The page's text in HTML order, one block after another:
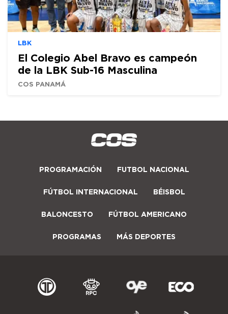
LBK
El Colegio Abel Bravo es campeón
de la LBK Sub-16 Masculina
COS PANAMÁ
PROGRAMACIÓN FUTBOL NACIONAL
FÚTBOL INTERNACIONAL BÉISBOL
BALONCESTO FÚTBOL AMERICANO
PROGRAMAS MÁS DEPORTES